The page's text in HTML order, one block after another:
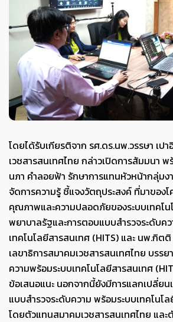
โดยได้รับเกียรติจาก รศ.ดร.นพ.วรรษา เป
เวชสารสนเทศไทย กล่าวเปิดการสัมมนา
นภา คำลอยฟ้า รักษาการแทนหัวหน้ากลุ่ม
จัดการความรู้ ชี้แจงวัตถุประสงค์ ที่มาของ
คุณภาพและความปลอดภัยของระบบเทคโน
พยาบาลรัฐและการตอบแบบสำรวจระดับค
เทคโนโลยีสารสนเทศ (HITS) และ นพ.กิต
เลขาธิการสมาคมเวชสารสนเทศไทย บรร
ความพร้อมระบบเทคโนโลยีสารสนเทศ
ข้อเสนอแนะ นอกจากนี้ยังมีการแลกเปลี่ยน
แบบสำรวจระดับความ พร้อมระบบเทคโนโ
โดยตัวแทนสมาคมเวชสารสนเทศไทย แล